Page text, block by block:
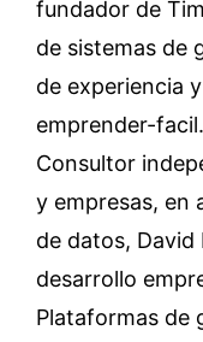
fundador de
de sistemas de
de experiencia
emprender-
Consultor
y empresas, en
de datos, David
desarrollo
Plataformas de